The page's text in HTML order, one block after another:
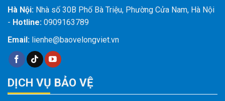
Hà Nội: Nhà số 30B Phố Bà Triệu, Phường Cửa Nam, Hà Nội
- Hotline: 0909163789
Email: lienhe@baovelongviet.vn
DỊCH VỤ BẢO VỆ